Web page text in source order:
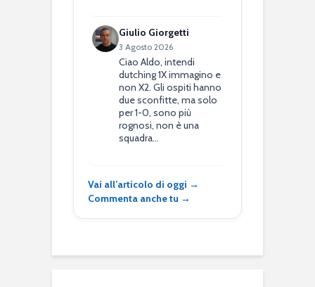
Giulio Giorgetti
3 Agosto 2026
Ciao Aldo, intendi
dutching 1X immagino e
non X2. Gli ospiti hanno
due sconfitte, ma solo
per 1-0, sono più
rognosi, non è una
squadra…
Vai all’articolo di oggi →
Commenta anche tu →